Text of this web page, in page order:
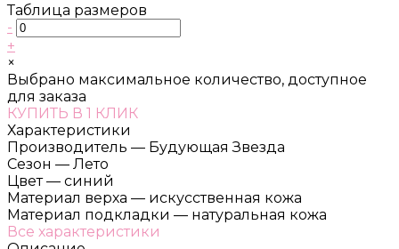
Таблица размеров
-
+
×
Выбрано максимальное количество, доступное
для заказа
КУПИТЬ В 1 КЛИК
Характеристики
Производитель — Будующая Звезда
Сезон — Лето
Цвет — синий
Материал верха — искусственная кожа
Материал подкладки — натуральная кожа
Все характеристики